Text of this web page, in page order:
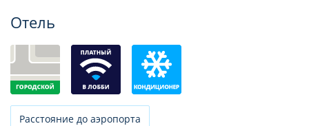
Отель
Расстояние до аэропорта